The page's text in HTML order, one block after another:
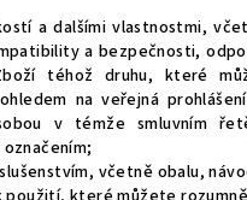
a dalšími vlastnostmi,
a bezpečnosti,
téhož druhu, které
na veřejná
v témže smluvním
včetně obalu,